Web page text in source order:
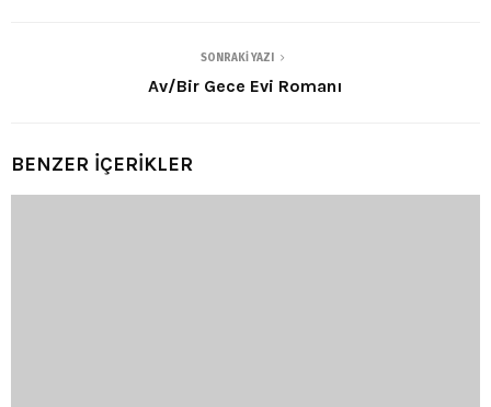
SONRAKI YAZI
Av/Bir Gece Evi Romanı
BENZER İÇERİKLER